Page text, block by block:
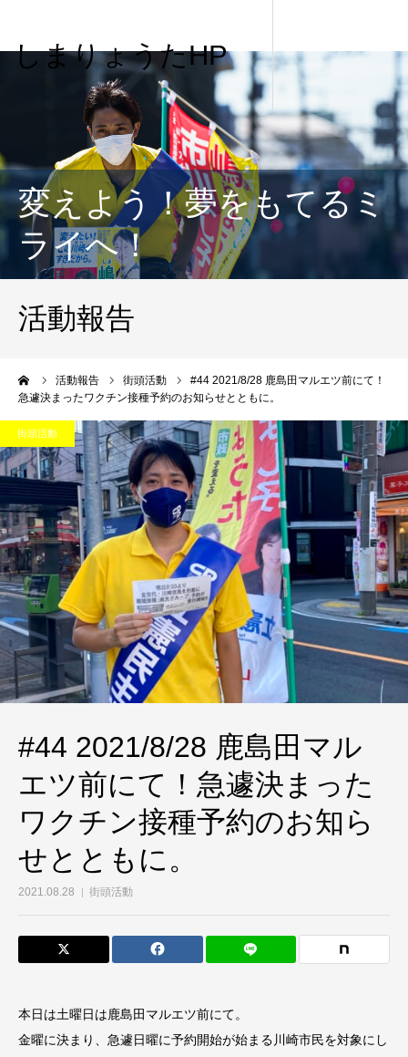
しまりょうたHP
変えよう！夢をもてるミ
ライへ！
活動報告
活動報告 街頭活動
#44 2021/8/28 鹿島田マルエツ前にて！
急遽決まったワクチン接種予約のお知らせとともに。
街頭活動
#44 2021/8/28 鹿島田マル
エツ前にて！急遽決まった
ワクチン接種予約のお知ら
せとともに。
2021.08.28 街頭活動
本日は土曜日は鹿島田マルエツ前にて。
金曜に決まり、急遽日曜に予約開始が始まる川崎市民を対象にし